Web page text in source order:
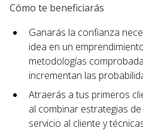
Cómo te beneficiarás
Ganarás la confianza
idea en un
metodologías
incrementan las
Atraerás a tus primeros
al combinar estrategias
servicio al cliente y